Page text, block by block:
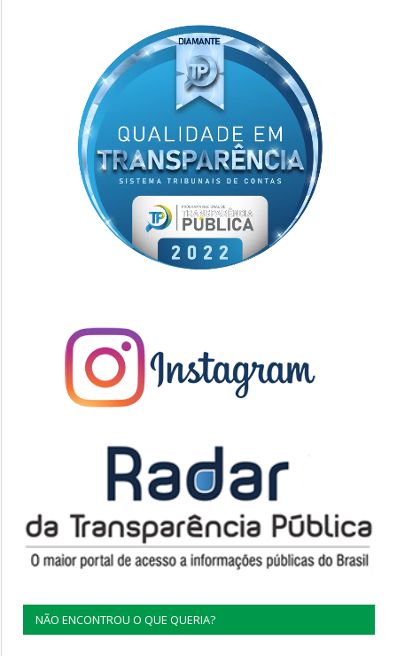
NÃO ENCONTROU O QUE QUERIA?